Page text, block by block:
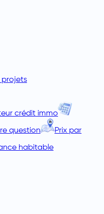
projets
crédit immo
question Prix par
habitable